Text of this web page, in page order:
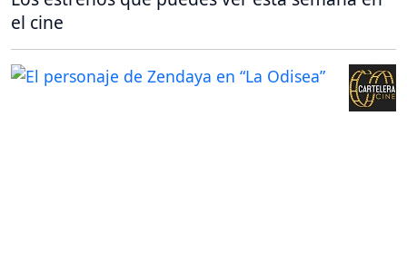
el cine